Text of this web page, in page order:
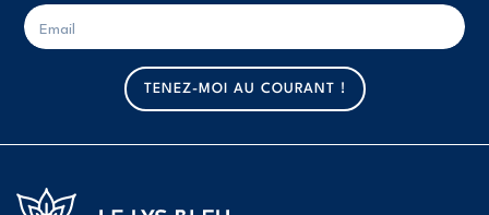
m
a
i
l
E
-
m
TENEZ-MOI AU COURANT !